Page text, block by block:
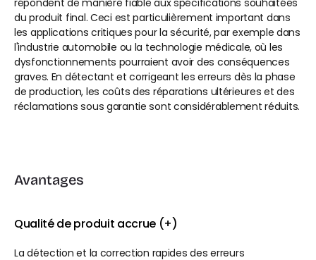
répondent de manière fiable aux spécifications souhaitées
du produit final. Ceci est particulièrement important dans
les applications critiques pour la sécurité, par exemple dans
l'industrie automobile ou la technologie médicale, où les
dysfonctionnements pourraient avoir des conséquences
graves. En détectant et corrigeant les erreurs dès la phase
de production, les coûts des réparations ultérieures et des
réclamations sous garantie sont considérablement réduits.
Avantages
Qualité de produit accrue (+)
La détection et la correction rapides des erreurs